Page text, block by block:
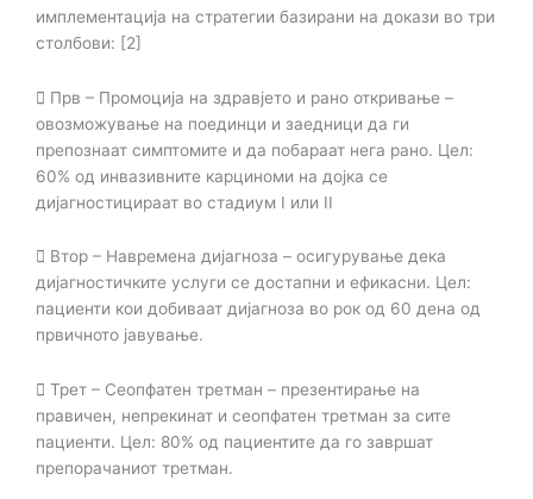
имплементација на стратегии базирани на докази во три
столбови: [2]
 Прв – Промоција на здравјето и рано откривање –
овозможување на поединци и заедници да ги
препознаат симптомите и да побараат нега рано. Цел:
60% од инвазивните карциноми на дојка се
дијагностицираат во стадиум I или II
 Втор – Навремена дијагноза – осигурување дека
дијагностичките услуги се достапни и ефикасни. Цел:
пациенти кои добиваат дијагноза во рок од 60 дена од
првичното јавување.
 Трет – Сеопфатен третман – презентирање на
правичен, непрекинат и сеопфатен третман за сите
пациенти. Цел: 80% од пациентите да го завршат
препорачаниот третман.